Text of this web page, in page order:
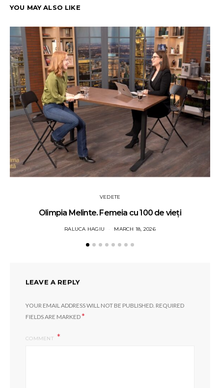
YOU MAY ALSO LIKE
VEDETE
Olimpia Melinte. Femeia cu 100 de vieți
RALUCA HAGIU MARCH 18, 2026
LEAVE A REPLY
YOUR EMAIL ADDRESS WILL NOT BE PUBLISHED. REQUIRED
FIELDS ARE MARKED*
COMMENT